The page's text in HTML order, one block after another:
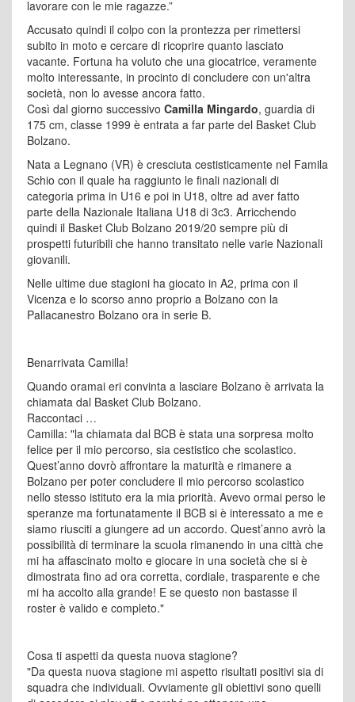
lavorare con le mie ragazze.”
Accusato quindi il colpo con la prontezza per rimettersi
subito in moto e cercare di ricoprire quanto lasciato
vacante. Fortuna ha voluto che una giocatrice, veramente
molto interessante, in procinto di concludere con un'altra
società, non lo avesse ancora fatto.
Così dal giorno successivo Camilla Mingardo, guardia di
175 cm, classe 1999 è entrata a far parte del Basket Club
Bolzano.
Nata a Legnano (VR) è cresciuta cestisticamente nel Famila
Schio con il quale ha raggiunto le finali nazionali di
categoria prima in U16 e poi in U18, oltre ad aver fatto
parte della Nazionale Italiana U18 di 3c3. Arricchendo
quindi il Basket Club Bolzano 2019/20 sempre più di
prospetti futuribili che hanno transitato nelle varie Nazionali
giovanili.
Nelle ultime due stagioni ha giocato in A2, prima con il
Vicenza e lo scorso anno proprio a Bolzano con la
Pallacanestro Bolzano ora in serie B.
Benarrivata Camilla!
Quando oramai eri convinta a lasciare Bolzano è arrivata la
chiamata dal Basket Club Bolzano.
Raccontaci …
Camilla: "la chiamata dal BCB è stata una sorpresa molto
felice per il mio percorso, sia cestistico che scolastico.
Quest’anno dovrò affrontare la maturità e rimanere a
Bolzano per poter concludere il mio percorso scolastico
nello stesso istituto era la mia priorità. Avevo ormai perso le
speranze ma fortunatamente il BCB si è interessato a me e
siamo riusciti a giungere ad un accordo. Quest’anno avrò la
possibilità di terminare la scuola rimanendo in una città che
mi ha affascinato molto e giocare in una società che si è
dimostrata fino ad ora corretta, cordiale, trasparente e che
mi ha accolto alla grande! E se questo non bastasse il
roster è valido e completo."
Cosa ti aspetti da questa nuova stagione?
"Da questa nuova stagione mi aspetto risultati positivi sia di
squadra che individuali. Ovviamente gli obiettivi sono quelli